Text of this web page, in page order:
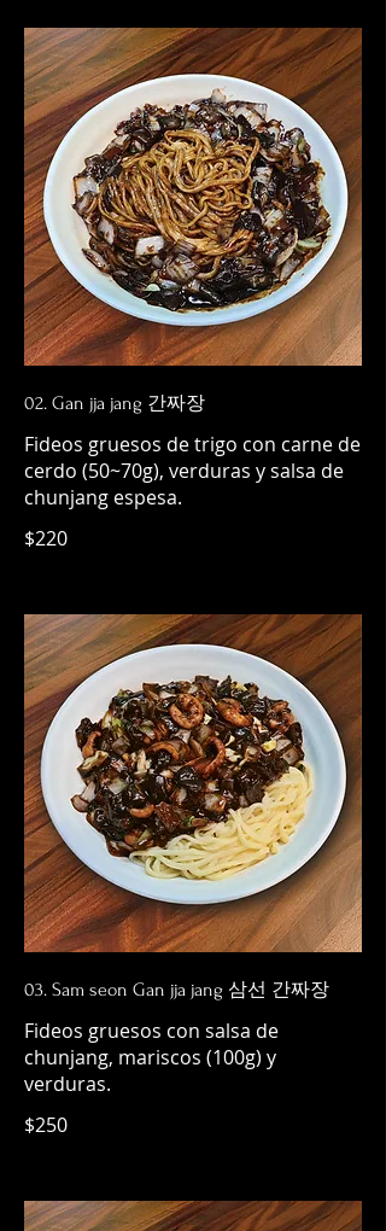
02. Gan jja jang 간짜장
Fideos gruesos de trigo con carne de
cerdo (50~70g), verduras y salsa de
$220
03. Sam seon Gan jja jang 삼선 간짜장
Fideos gruesos con salsa de
chunjang, mariscos (100g) y
verduras.
$250